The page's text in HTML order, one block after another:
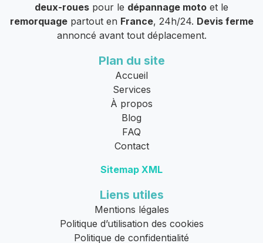
deux-roues pour le dépannage moto et le
remorquagepartout en France, 24h/24. Devis ferme
annoncé avant tout déplacement.
Plan du site
Accueil
Services
À propos
Blog
FAQ
Contact
Sitemap XML
Liens utiles
Mentions légales
Politique d’utilisation des cookies
Politique de confidentialité